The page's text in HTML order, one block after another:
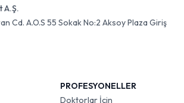
A.Ş.
Cd. A.O.S 55 Sokak No:2 Aksoy Plaza Giriş
PROFESYONELLER
Doktorlar İçin